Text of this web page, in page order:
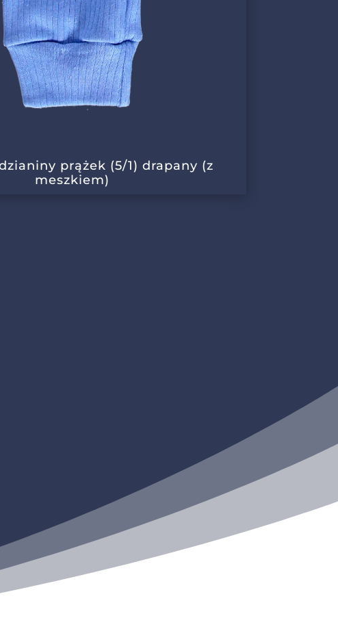
prążek (5/1) drapany (z
meszkiem)